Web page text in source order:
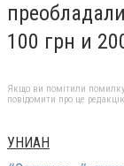
100 грн и
Якщо ви помітили помилку,
повідомити про це
УНИАН